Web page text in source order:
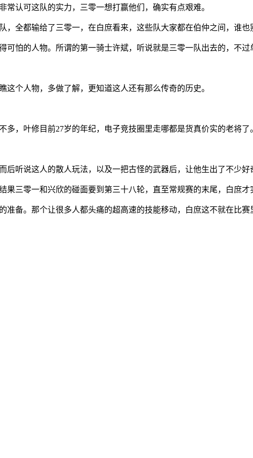
认可这队的实力，三零一想打赢他们，确实有点艰难。
全都输给了三零一，在白庶看来，这些队大家都在伯仲之间，谁也
怕的人物。所谓的第一骑士许斌，听说就是三零一队出去的，不过
个人物，多做了解，更知道这人还有那么传奇的历史。
，叶修目前27岁的年纪，电子竞技圈里走哪都是货真价实的老将了
听说这人的散人玩法，以及一把古怪的武器后，让他生出了不少好
三零一和兴欣的碰面要到第三十八轮，直至常规赛的末尾，白庶才
备。那个让很多人都头痛的超高速的技能移动，白庶这不就在比赛